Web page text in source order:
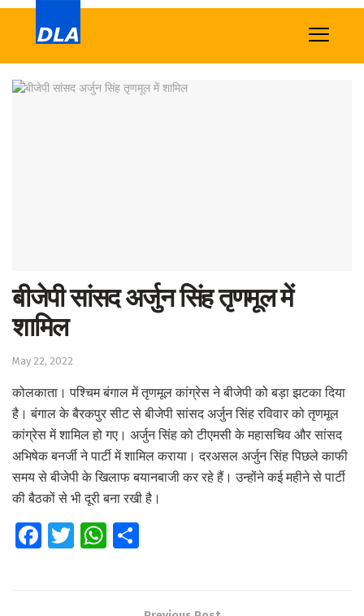
बीजेपी सांसद अर्जुन सिंह तृणमूल में
शामिल
May 22, 2022
कोलकाता। पश्चिम बंगाल में तृणमूल कांग्रेस ने बीजेपी को बड़ा झटका दिया
है। बंगाल के बैरकपुर सीट से बीजेपी सांसद अर्जुन सिंह रविवार को तृणमूल
कांग्रेस में शामिल हो गए। अर्जुन सिंह को टीएमसी के महासचिव और सांसद
अभिषेक बनर्जी ने पार्टी में शामिल कराया। दरअसल अर्जुन सिंह पिछले काफी
समय से बीजेपी के खिलाफ बयानबाजी कर रहे हैं। उन्होंने कई महीने से पार्टी
की बैठकों से भी दूरी बना रखी है।
Fa T
W
Health